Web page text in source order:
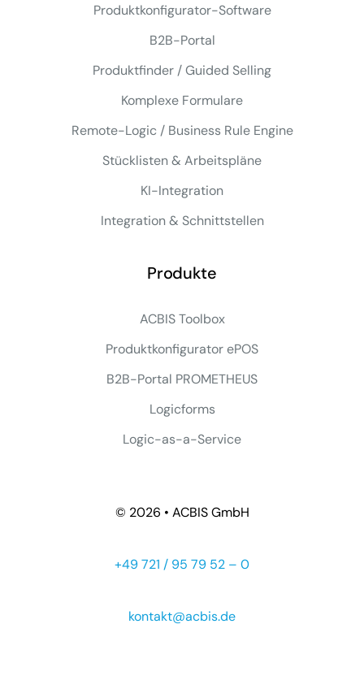
Produktkonfigurator-Software
B2B-Portal
Produktfinder / Guided Selling
Komplexe Formulare
Remote-Logic / Business Rule Engine
Stücklisten & Arbeitspläne
KI-Integration
Integration & Schnittstellen
Produkte
ACBIS Toolbox
Produktkonfigurator ePOS
B2B-Portal PROMETHEUS
Logicforms
Logic-as-a-Service
© 2026 • ACBIS GmbH
+49 721 / 95 79 52 – 0
kontakt@acbis.de